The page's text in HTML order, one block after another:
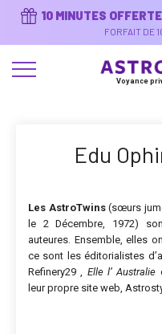
10 MINUTES
FORFAIT DE
Voyance
Edu
Les AstroTwins(sœurs
le 2 Décembre, 1972)
auteures. Ensemble, elles
ce sont les éditorialistes
Refinery29 , Elle l’ Australie
leur propre site web,